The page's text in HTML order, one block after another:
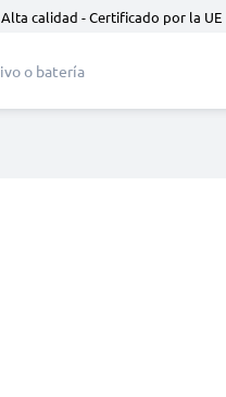
Alta calidad - Certificado por la UE